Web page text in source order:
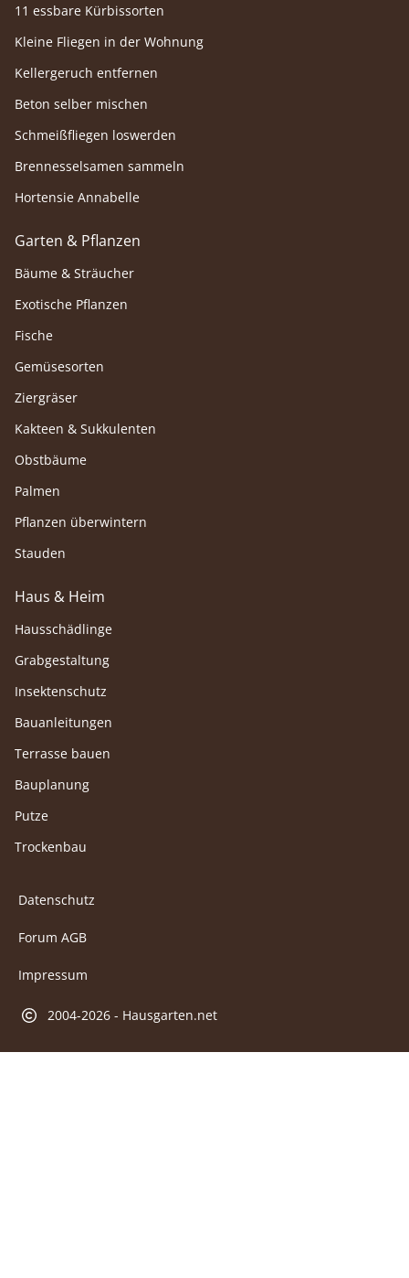
11 essbare Kürbissorten
Kleine Fliegen in der Wohnung
Kellergeruch entfernen
Beton selber mischen
Schmeißfliegen loswerden
Brennesselsamen sammeln
Hortensie Annabelle
Garten & Pflanzen
Bäume & Sträucher
Exotische Pflanzen
Fische
Gemüsesorten
Ziergräser
Kakteen & Sukkulenten
Obstbäume
Palmen
Pflanzen überwintern
Stauden
Haus & Heim
Hausschädlinge
Grabgestaltung
Insektenschutz
Bauanleitungen
Terrasse bauen
Bauplanung
Putze
Trockenbau
Datenschutz
Forum AGB
Impressum
2004-2026 - Hausgarten.net